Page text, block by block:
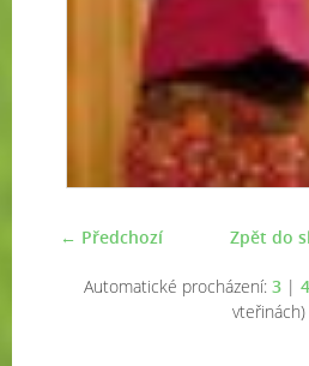
← Předchozí Zpět do
Automatické procházení: 3 | 4
vteřinách)